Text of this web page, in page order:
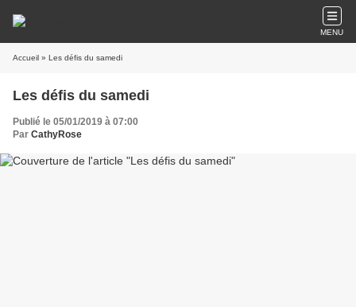
MENU
Accueil » Les défis du samedi
Les défis du samedi
Publié le 05/01/2019 à 07:00
Par CathyRose